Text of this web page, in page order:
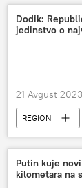
Dodik:
jedinstvo o
21 Avgust
REGION
Milorad Dodik
Putin kuje
kilometara na